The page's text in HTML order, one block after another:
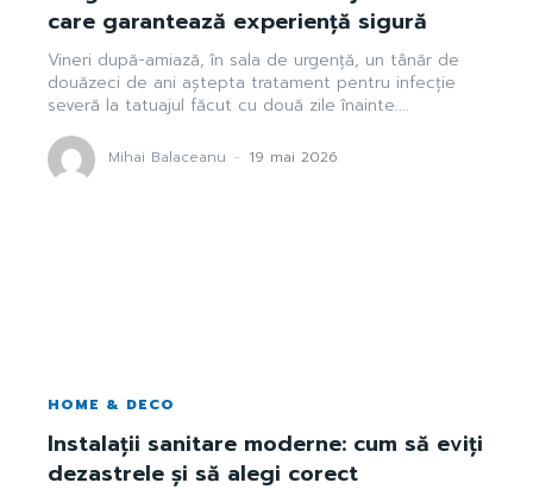
care garantează experiență sigură
Vineri după-amiază, în sala de urgență, un tânăr de
douăzeci de ani aștepta tratament pentru infecție
severă la tatuajul făcut cu două zile înainte....
Mihai Balaceanu - 19 mai 2026
HOME & DECO
Instalații sanitare moderne: cum să eviți
dezastrele și să alegi corect